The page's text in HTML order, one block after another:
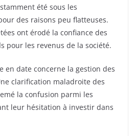
été sous les
des raisons peu flatteuses.
ont érodé la confiance des
pour les revenus de la société.
en date concerne la gestion des
clarification maladroite des
la confusion parmi les
leur hésitation à investir dans